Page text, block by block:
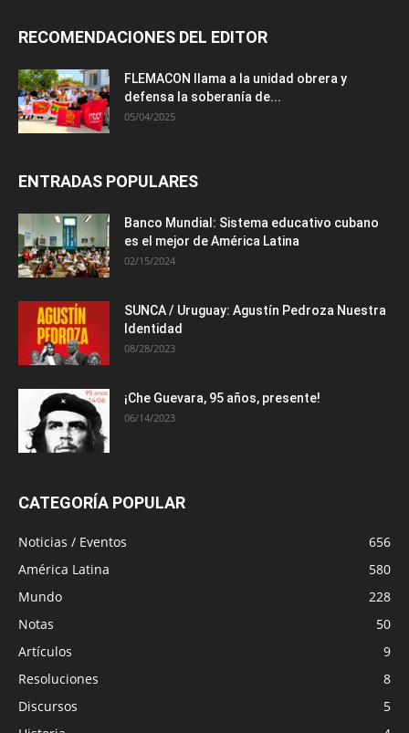
RECOMENDACIONES DEL EDITOR
FLEMACON llama a la unidad obrera y
defensa la soberanía de...
05/04/2025
ENTRADAS POPULARES
Banco Mundial: Sistema educativo cubano
es el mejor de América Latina
02/15/2024
SUNCA / Uruguay: Agustín Pedroza Nuestra
Identidad
08/28/2023
¡Che Guevara, 95 años, presente!
06/14/2023
CATEGORÍA POPULAR
Noticias / Eventos
656
América Latina
580
Mundo
228
Notas
50
Artículos
9
Resoluciones
8
Discursos
5